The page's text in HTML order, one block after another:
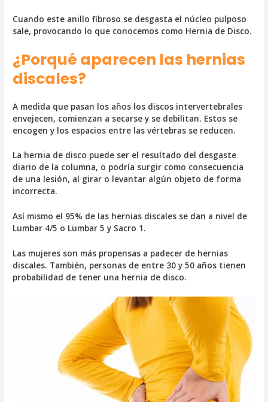
Cuando este anillo fibroso se desgasta el núcleo pulposo
sale, provocando lo que conocemos como Hernia de Disco.
¿Porqué aparecen las hernias
discales?
A medida que pasan los años los discos intervertebrales
envejecen, comienzan a secarse y se debilitan. Estos se
encogen y los espacios entre las vértebras se reducen.
La hernia de disco puede ser el resultado del desgaste
diario de la columna, o podría surgir como consecuencia
de una lesión, al girar o levantar algún objeto de forma
incorrecta.
Así mismo el 95% de las hernias discales se dan a nivel de
Lumbar 4/5 o Lumbar 5 y Sacro 1.
Las mujeres son más propensas a padecer de hernias
discales. También, personas de entre 30 y 50 años tienen
probabilidad de tener una hernia de disco.